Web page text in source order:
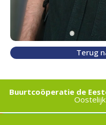
Terug
Buurtcoöperatie de